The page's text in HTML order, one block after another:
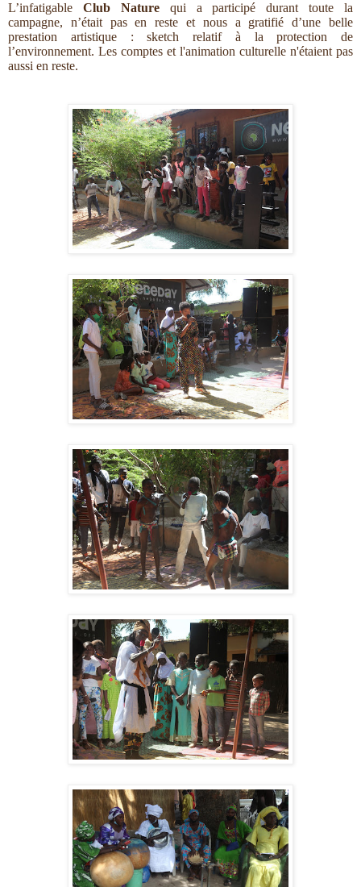
L’infatigable Club Nature qui a participé durant toute la
campagne, n’était pas en reste et nous a gratifié d’une belle
prestation artistique : sketch relatif à la protection de
l’environnement. Les comptes et l'animation culturelle n'étaient pas
aussi en reste.